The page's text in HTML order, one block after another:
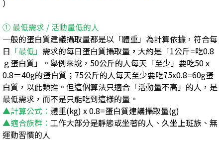
）
① 最低需求 / 活動量低的人
一般的蛋白質建議攝取量都是以「體重」為計算依據，符合每
日 「最低」 需求的每日蛋白質攝取量 ， 大約是「1公斤=吃0.8
ｇ蛋白質」。舉例來說，50公斤的人每天「至少」要吃50ｘ
0.8＝40g的蛋白質；75公斤的人每天至少要吃75x0.8=60g蛋
白質，以此類推。但這個算法只適合「活動量不高」的人，是
最低需求，而不是只能吃到這樣的量。
▲計算公式： 體重(kg) x 0.8=蛋白質建議攝取量(g)
▲適合族群： 工作大部分是靜態或坐著的人、久坐上班族、無
運動習慣的人